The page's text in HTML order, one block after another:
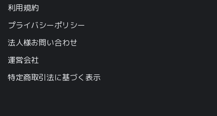
利用規約
プライバシーポリシー
法人様お問い合わせ
運営会社
特定商取引法に基づく表示